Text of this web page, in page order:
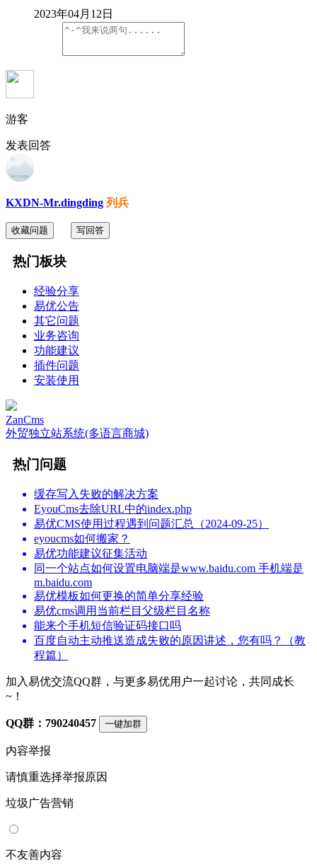
2023年04月12日
游客
发表回答
KXDN-Mr.dingding 列兵
收藏问题 写回答
热门板块
经验分享
易优公告
其它问题
业务咨询
功能建议
插件问题
安装使用
ZanCms
外贸独立站系统(多语言商城)
热门问题
缓存写入失败的解决方案
EyouCms去除URL中的index.php
易优CMS使用过程遇到问题汇总（2024-09-25）
eyoucms如何搬家？
易优功能建议征集活动
同一个站点如何设置电脑端是www.baidu.com 手机端是
m.baidu.com
易优模板如何更换的简单分享经验
易优cms调用当前栏目父级栏目名称
能来个手机短信验证码接口吗
百度自动主动推送造成失败的原因讲述，您有吗？（教
程篇）
加入易优交流QQ群，与更多易优用户一起讨论，共同成长
~！
QQ群：790240457 一键加群
内容举报
请慎重选择举报原因
垃圾广告营销
不友善内容